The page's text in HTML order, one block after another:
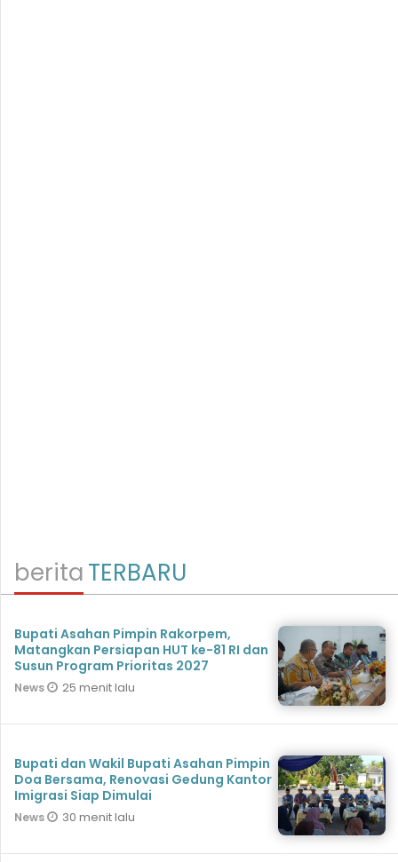
beritaTERBARU
Bupati Asahan Pimpin Rakorpem,
Matangkan Persiapan HUT ke-81 RI dan
Susun Program Prioritas 2027
News 25 menit lalu
Bupati dan Wakil Bupati Asahan Pimpin
Doa Bersama, Renovasi Gedung Kantor
Imigrasi Siap Dimulai
News 30 menit lalu